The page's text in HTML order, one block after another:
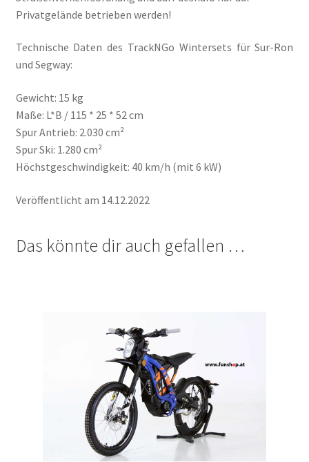
Privatgelände betrieben werden!
Technische Daten des TrackNGo Wintersets für Sur-Ron
und Segway:
Gewicht: 15 kg
Maße: L*B / 115 * 25 * 52 cm
Spur Antrieb: 2.030 cm²
Spur Ski: 1.280 cm²
Höchstgeschwindigkeit: 40 km/h (mit 6 kW)
Veröffentlicht am 14.12.2022
Das könnte dir auch gefallen …